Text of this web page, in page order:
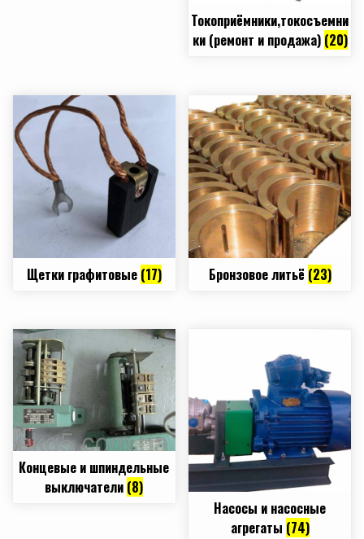
Токоприёмники,токосъемни
ки (ремонт и продажа) (20)
Щетки графитовые (17) Бронзовое литьё (23)
Концевые и шпиндельные
выключатели (8)
Насосы и насосные
агрегаты (74)